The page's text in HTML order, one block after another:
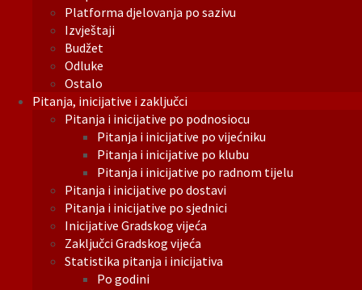
Platforma djelovanja po sazivu
Izvještaji
Budžet
Odluke
Ostalo
Pitanja, inicijative i zaključci
Pitanja i inicijative po podnosiocu
Pitanja i inicijative po vijećniku
Pitanja i inicijative po klubu
Pitanja i inicijative po radnom tijelu
Pitanja i inicijative po dostavi
Pitanja i inicijative po sjednici
Inicijative Gradskog vijeća
Zaključci Gradskog vijeća
Statistika pitanja i inicijativa
Po godini